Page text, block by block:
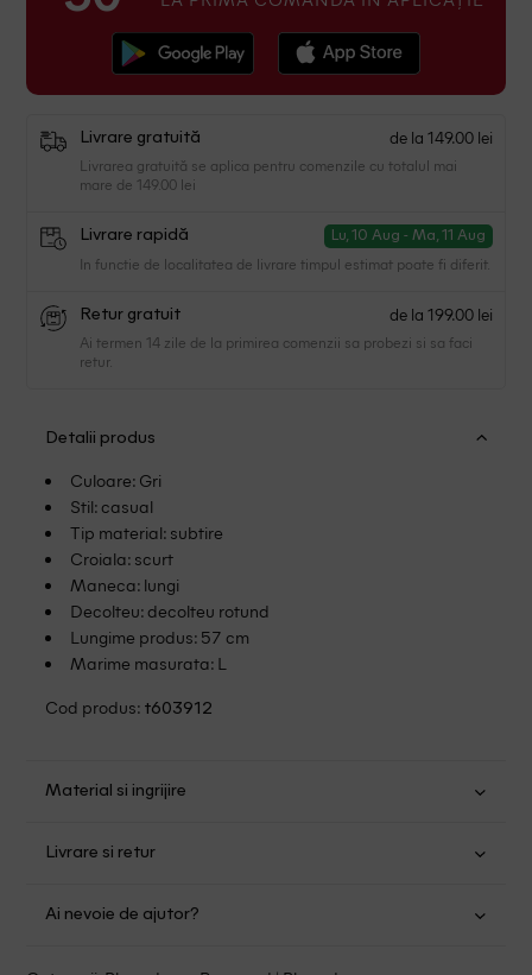
Livrare gratuită de la 149.00 lei
Livrarea gratuită se aplica pentru comenzile cu totalul mai
mare de 149.00 lei
Livrare rapidă Lu, 10 Aug - Ma, 11 Aug
In functie de localitatea de livrare timpul estimat poate fi diferit.
Retur gratuit de la 199.00 lei
Ai termen 14 zile de la primirea comenzii sa probezi si sa faci
retur.
Detalii produs
Culoare: Gri
Stil: casual
Tip material: subtire
Croiala: scurt
Maneca: lungi
Decolteu: decolteu rotund
Lungime produs: 57 cm
Marime masurata: L
Cod produs: t603912
Material si ingrijire
Nu folositi inalbitor
Nu uscati in uscator
Livrare si retur
mare de 149.00 lei.
Ai nevoie de ajutor?